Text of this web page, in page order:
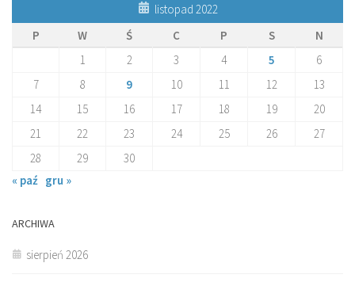
listopad 2022
P
W Ś C P S
N
1
2 3 4 5
6
7
8 9 10 11 12
13
14
15 16 17 18 19
20
21
22 23 24 25 26
27
28
29
30
« paź gru »
ARCHIWA
sierpień 2026